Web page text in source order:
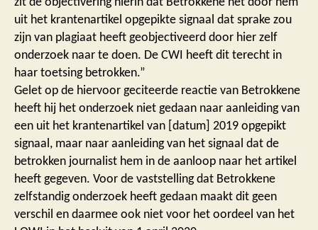
uit het krantenartikel opgepikte signaal dat sprake zou
zijn van plagiaat heeft geobjectiveerd door hier zelf
onderzoek naar te doen. De CWI heeft dit terecht in
haar toetsing betrokken.”
Gelet op de hiervoor geciteerde reactie van Betrokkene
heeft hij het onderzoek niet gedaan naar aanleiding van
een uit het krantenartikel van [datum] 2019 opgepikt
signaal, maar naar aanleiding van het signaal dat de
betrokken journalist hem in de aanloop naar het artikel
heeft gegeven. Voor de vaststelling dat Betrokkene
zelfstandig onderzoek heeft gedaan maakt dit geen
verschil en daarmee ook niet voor het oordeel van het